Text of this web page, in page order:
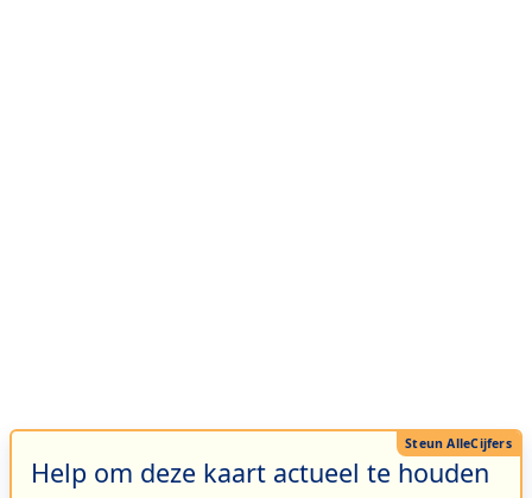
Help om deze kaart actueel te houden